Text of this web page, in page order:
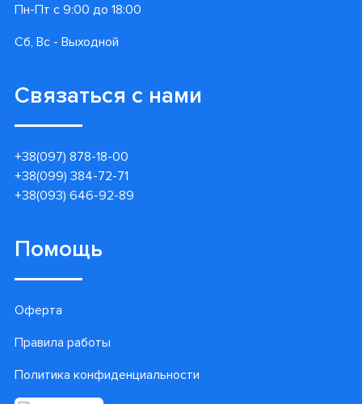
Пн-Пт с 9:00 до 18:00
Сб, Вс - Выходной
Связаться с нами
+38(097) 878-18-00
+38(099) 384-72-71
+38(093) 646-92-89
Помощь
Оферта
Правила работы
Политика конфиденциальности